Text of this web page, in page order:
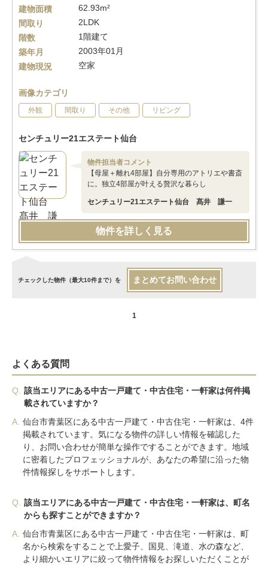
建物面積
62.93m²
間取り
2LDK
階数
1階建て
築年月
2003年01月
建物現況
空家
画像カテゴリ
外観 間取り その他 リビング
センチュリー21エステート仙台
物件担当者コメント
【母屋＋離れ4部屋】自分専用のアトリエや書斎
に。独立4部屋が叶える贅沢な暮らし
センチュリー21エステート仙台 髙井 謙一
物件を詳しく見る
チェックした物件（最大10件まで）を まとめてお問い合わせ
1
よくある質問
Q.
該当エリアにある中古一戸建て・中古住宅・一軒家は何件掲
載されていますか？
A. 仙台市青葉区にある中古一戸建て・中古住宅・一軒家は、4件
掲載されています。気になる物件の詳しい情報を確認した
り、お問い合わせが簡単な操作ですることができます。地域
に密着したプロフェッショナルが、あなたの希望に沿った物
件情報探しをサポートします。
Q.
該当エリアにある中古一戸建て・中古住宅・一軒家は、町名
からも探すことができますか？
A. 仙台市青葉区にある中古一戸建て・中古住宅・一軒家は、町
名から検索をすることで上愛子、国見、滝道、水の森など、
より細かいエリアに絞って物件情報をお探しいただくことが